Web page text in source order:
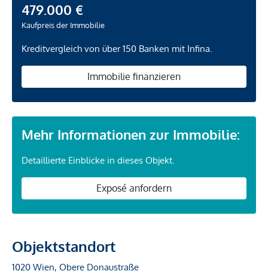
479.000 €
Kaufpreis der Immobilie
Kreditvergleich von über 150 Banken mit Infina.
Immobilie finanzieren
Mehr Informationen zur Immobilie:
Detaillierte Einblicke in dieses Objekt.
Exposé anfordern
Objektstandort
1020 Wien, Obere Donaustraße